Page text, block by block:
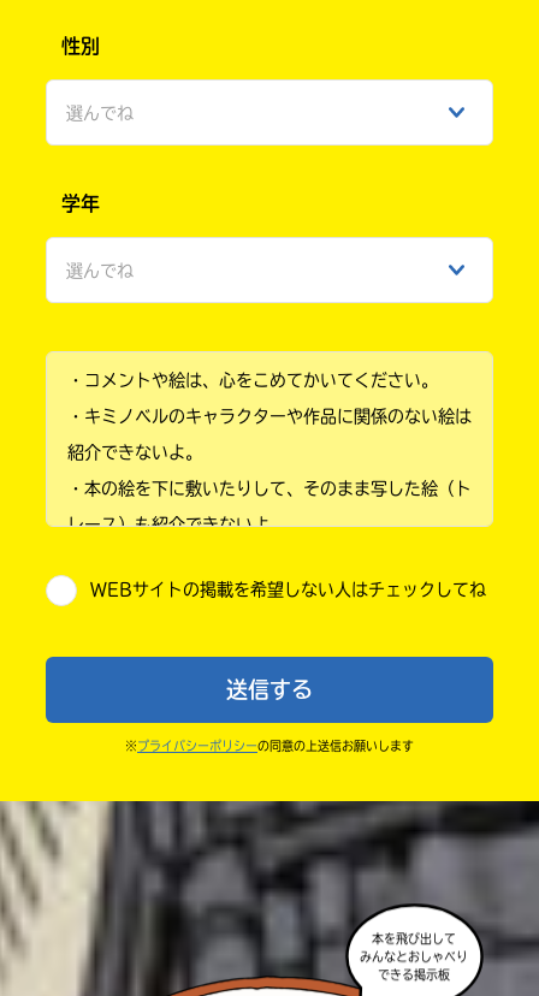
性別
選んでね
ひみつ
学年
選んでね
小学2年
小学4年
小学6年
中学1年
高校生以上
・コメントや絵は、心をこめてかいてください。
・キミノベルのキャラクターや作品に関係のない絵は
紹介できないよ。
・本の絵を下に敷いたりして、そのまま写した絵（ト
レース）も紹介できないよ。
・送ってからすぐには紹介されないので、待ってて
ならないよう気をつけてね。
・キャンペーン開催中は、投稿した後の画面にバナー
・ポプラ社の宣伝物で紹介させてもらうことがある
・かき終えたら、人を傷つけていたり、個人情報をか
きこんでいたり、字がまちがっていたりしないか、読
みなおしてみてね。
WEBサイトの掲載を希望しない人はチェックしてね
送信する
※ プライバシーポリシーの同意の上送信お願いします
本を飛び出して
みんなとおしゃべり
できる掲示板